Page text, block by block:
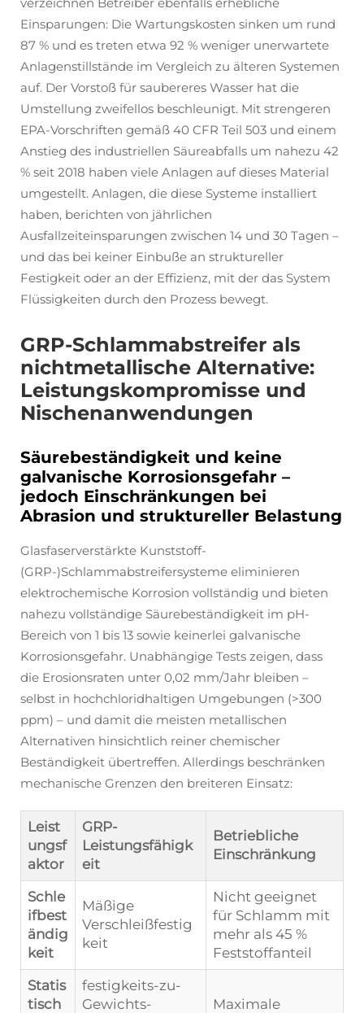
Einsparungen: Die Wartungskosten sinken um rund
87 % und es treten etwa 92 % weniger unerwartete
Anlagenstillstände im Vergleich zu älteren Systemen
auf. Der Vorstoß für saubereres Wasser hat die
Umstellung zweifellos beschleunigt. Mit strengeren
EPA-Vorschriften gemäß 40 CFR Teil 503 und einem
Anstieg des industriellen Säureabfalls um nahezu 42
% seit 2018 haben viele Anlagen auf dieses Material
umgestellt. Anlagen, die diese Systeme installiert
haben, berichten von jährlichen
Ausfallzeiteinsparungen zwischen 14 und 30 Tagen –
und das bei keiner Einbuße an struktureller
Festigkeit oder an der Effizienz, mit der das System
Flüssigkeiten durch den Prozess bewegt.
GRP-Schlammabstreifer als
nichtmetallische Alternative:
Leistungskompromisse und
Nischenanwendungen
Säurebeständigkeit und keine
galvanische Korrosionsgefahr –
jedoch Einschränkungen bei
Abrasion und struktureller Belastung
Glasfaserverstärkte Kunststoff-
(GRP-)Schlammabstreifersysteme eliminieren
elektrochemische Korrosion vollständig und bieten
nahezu vollständige Säurebeständigkeit im pH-
Bereich von 1 bis 13 sowie keinerlei galvanische
Korrosionsgefahr. Unabhängige Tests zeigen, dass
die Erosionsraten unter 0,02 mm/Jahr bleiben –
selbst in hochchloridhaltigen Umgebungen (>300
ppm) – und damit die meisten metallischen
Alternativen hinsichtlich reiner chemischer
Beständigkeit übertreffen. Allerdings beschränken
mechanische Grenzen den breiteren Einsatz:
Leist
ungsf
aktor
GRP-
Leistungsfähigk
eit
Betriebliche
Einschränkung
Schle
ifbest
ändig
keit
Mäßige
Verschleißfestig
keit
Nicht geeignet
für Schlamm mit
mehr als 45 %
Feststoffanteil
Statis
tisch
festigkeits-zu-
Gewichts-
Maximale